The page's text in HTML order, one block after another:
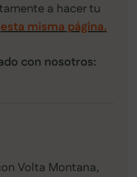
a hacer tu
esta misma página.
con nosotros:
Volta Montana,